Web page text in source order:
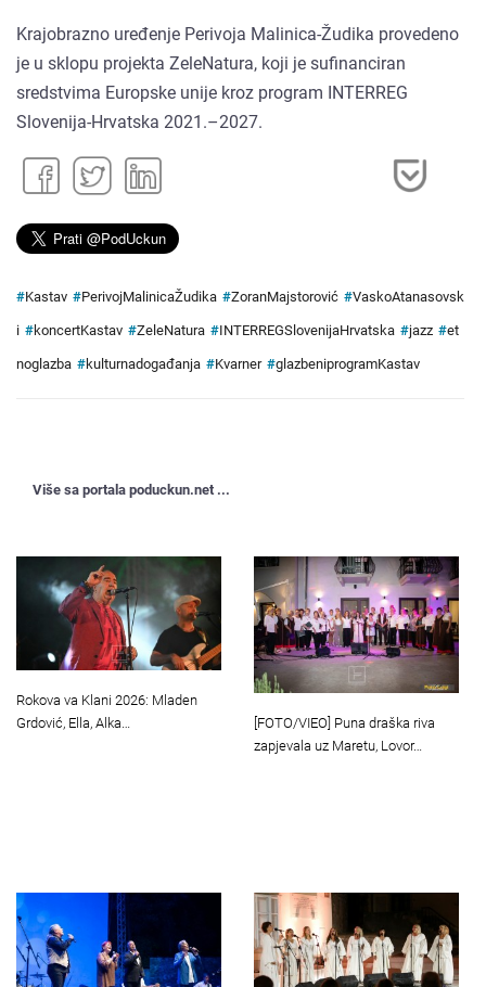
Krajobrazno uređenje Perivoja Malinica-Žudika provedeno
je u sklopu projekta ZeleNatura, koji je sufinanciran
sredstvima Europske unije kroz program INTERREG
Slovenija-Hrvatska 2021.–2027.
#Kastav #PerivojMalinicaŽudika #ZoranMajstorović #VaskoAtanasovsk
i #koncertKastav #ZeleNatura #INTERREGSlovenijaHrvatska #jazz #et
noglazba #kulturnadogađanja #Kvarner #glazbeniprogramKastav
Više sa portala poduckun.net ...
Rokova va Klani 2026: Mladen
Grdović, Ella, Alka…
[FOTO/VIEO] Puna draška riva
zapjevala uz Maretu, Lovor…